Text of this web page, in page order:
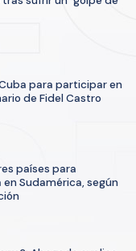
para participar en
de Fidel Castro
países para
Sudamérica, según